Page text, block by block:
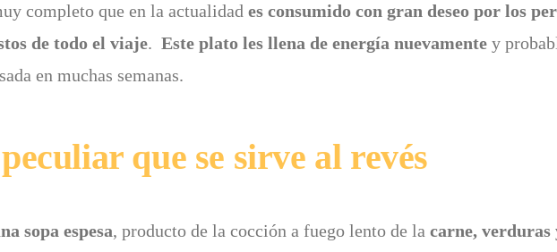
completo que en la actualidad es consumido con gran deseo por los
de todo el viaje. Este plato les llena de energía nuevamente y
en muchas semanas.
que se sirve al revés
sopa espesa, producto de la cocción a fuego lento de la carne, verduras